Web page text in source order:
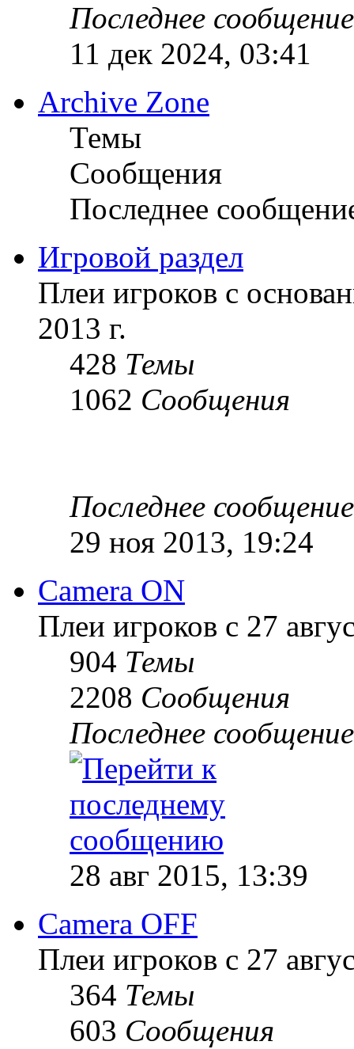
Последнее сообщение
11 дек 2024, 03:41
Archive Zone
Темы
Сообщения
Последнее
Игровой раздел
Плеи игроков с
2013 г.
428 Темы
1062 Сообщения
Последнее сообщение
29 ноя 2013, 19:24
Camera ON
Плеи игроков с 27
904 Темы
2208 Сообщения
Последнее сообщение
28 авг 2015, 13:39
Camera OFF
Плеи игроков с 27
364 Темы
603 Сообщения